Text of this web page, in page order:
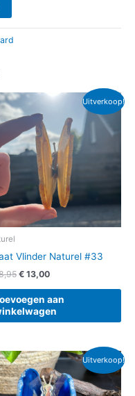
Uitverkoop!
Vlinder Naturel #33
Oorspronkelijke
prijs
was:
€ 18,95.
€ 13,00
Huidige
€ 13,00.
aan
Uitverkoop!
Oorspronkelijke
prijs
was:
€ 18,95.
Huidige
prijs
is:
€ 13,00.